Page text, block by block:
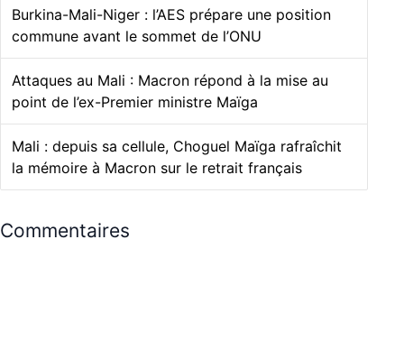
Burkina-Mali-Niger : l’AES prépare une position
commune avant le sommet de l’ONU
Attaques au Mali : Macron répond à la mise au
point de l’ex-Premier ministre Maïga
Mali : depuis sa cellule, Choguel Maïga rafraîchit
la mémoire à Macron sur le retrait français
Commentaires